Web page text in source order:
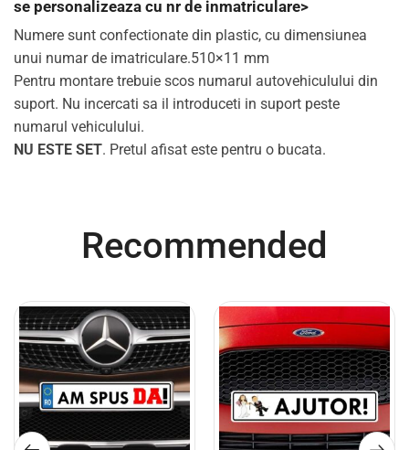
se personalizeaza cu nr de inmatriculare>
Numere sunt confectionate din plastic, cu dimensiunea
unui numar de imatriculare.510×11 mm
Pentru montare trebuie scos numarul autovehiculului din
suport. Nu incercati sa il introduceti in suport peste
numarul vehiculului.
NU ESTE SET. Pretul afisat este pentru o bucata.
Recommended